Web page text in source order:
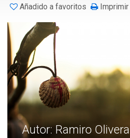
Añadido a favoritos Imprimir
Autor: Ramiro Olivera